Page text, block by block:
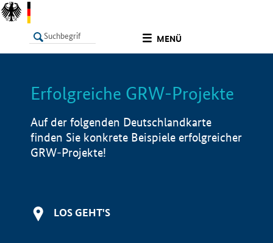
MENÜ
LISTE Info
Erfolgreiche GRW-Projekte
Auf der folgenden Deutschlandkarte
finden Sie konkrete Beispiele erfolgreicher
GRW-Projekte!
LOS GEHT'S